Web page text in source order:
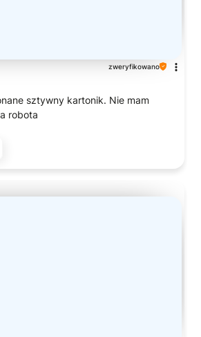
zweryfikowano
sztywny kartonik. Nie mam
robota